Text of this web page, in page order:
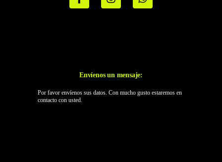
Envíenos un mensaje:
Por favor envíenos sus datos. Con mucho gusto estaremos en
contacto con usted.